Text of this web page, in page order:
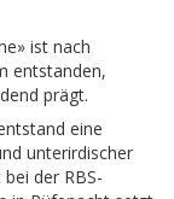
ist nach
entstanden,
prägt.
eine
unterirdischer
der RBS-